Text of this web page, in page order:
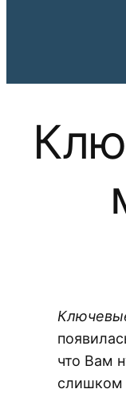
что Вам
слишком